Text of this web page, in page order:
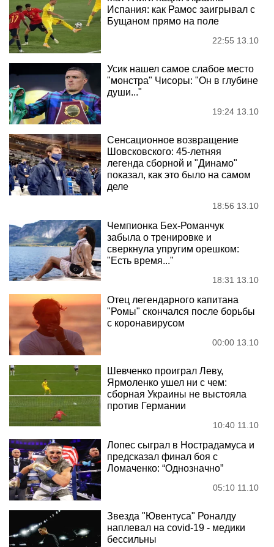
Испания: как Рамос заигрывал с
Бущаном прямо на поле
22:55 13.10
Усик нашел самое слабое место
"монстра" Чисоры: "Он в глубине
души..."
19:24 13.10
Сенсационное возвращение
Шовсковского: 45-летняя
легенда сборной и "Динамо"
показал, как это было на самом
деле
18:56 13.10
Чемпионка Бех-Романчук
забыла о тренировке и
сверкнула упругим орешком:
"Есть время..."
18:31 13.10
Отец легендарного капитана
"Ромы" скончался после борьбы
с коронавирусом
00:00 13.10
Шевченко проиграл Леву,
Ярмоленко ушел ни с чем:
сборная Украины не выстояла
против Германии
10:40 11.10
Лопес сыграл в Нострадамуса и
предсказал финал боя с
Ломаченко: “Однозначно”
05:10 11.10
Звезда "Ювентуса" Роналду
наплевал на covid-19 - медики
бессильны